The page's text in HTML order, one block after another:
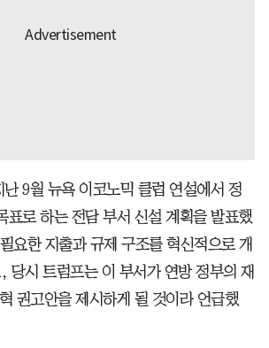
9월 뉴욕 이코노믹 클럽 연설에서 정
표로 하는 전담 부서 신설 계획을 발표했
요한 지출과 규제 구조를 혁신적으로 개
당시 트럼프는 이 부서가 연방 정부의 재
권고안을 제시하게 될 것이라 언급했